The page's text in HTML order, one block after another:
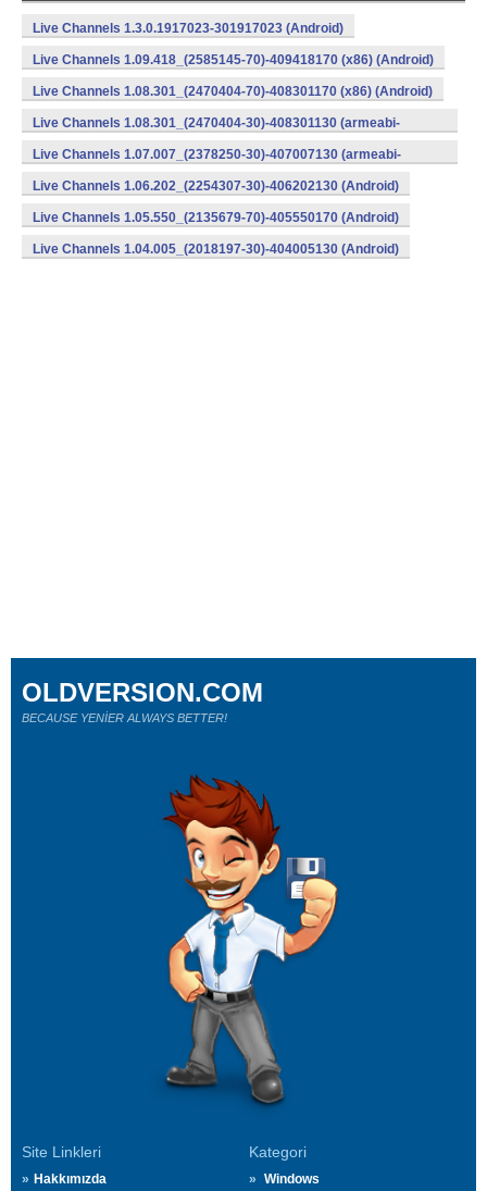
Live Channels 1.3.0.1917023-301917023 (Android)
Live Channels 1.09.418_(2585145-70)-409418170 (x86) (Android)
Live Channels 1.08.301_(2470404-70)-408301170 (x86) (Android)
Live Channels 1.08.301_(2470404-30)-408301130 (armeabi-
v7a) (Android)
Live Channels 1.07.007_(2378250-30)-407007130 (armeabi-
v7a) (Android)
Live Channels 1.06.202_(2254307-30)-406202130 (Android)
Live Channels 1.05.550_(2135679-70)-405550170 (Android)
Live Channels 1.04.005_(2018197-30)-404005130 (Android)
Site Linkleri
Hakkımızda
Kategori
Windows
OLDVERSION.COM
BECAUSE YENİER ALWAYS BETTER!